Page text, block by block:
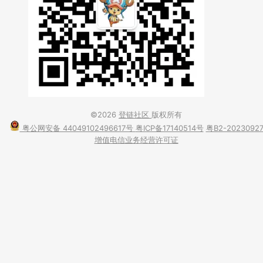
©2026 登链社区 版权所有
粤公网安备 44049102496617号 粤ICP备17140514号 粤B2-20230927
增值电信业务经营许可证